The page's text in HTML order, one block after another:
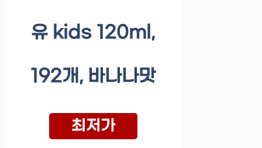
유 kids 120ml,
192개, 바나나맛
최저가